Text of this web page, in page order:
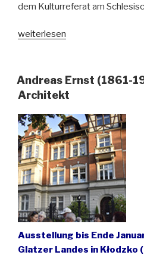
dem Kulturreferat am
„Buchempfehlung:
(1861-
1929),
Glatzer
Architekt“
von
Joanna
Jakubowicz“
weiterlesen
Andreas Ernst (1861-
Architekt
Ausstellung bis Ende
Glatzer Landes in Kłodzko